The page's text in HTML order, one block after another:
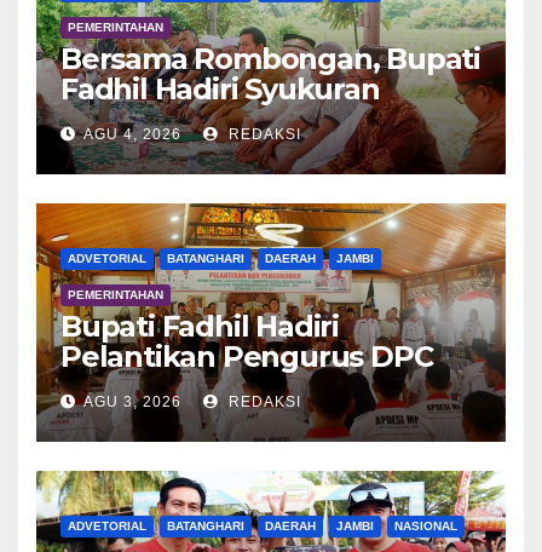
PEMERINTAHAN
Bersama Rombongan, Bupati
Fadhil Hadiri Syukuran
Tanam Padi di Terusan
AGU 4, 2026 REDAKSI
ADVETORIAL BATANGHARI DAERAH JAMBI
PEMERINTAHAN
Bupati Fadhil Hadiri
Pelantikan Pengurus DPC
APDESI MP
AGU 3, 2026 REDAKSI
ADVETORIAL BATANGHARI DAERAH JAMBI NASIONAL